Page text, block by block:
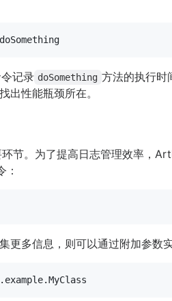
记录 doSomething 方法的执行时
出性能瓶颈所在。
节。为了提高日志管理效率，
：
更多信息，则可以通过附加参数